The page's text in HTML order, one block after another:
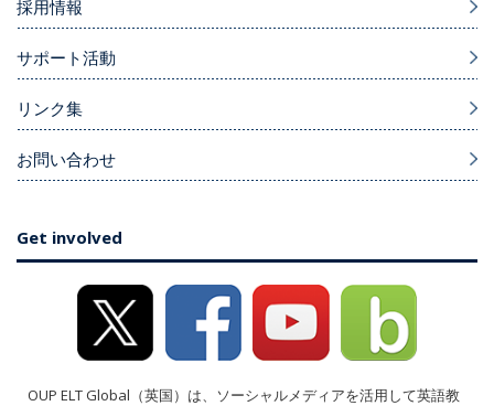
採用情報
サポート活動
リンク集
お問い合わせ
Get involved
OUP ELT Global（英国）は、ソーシャルメディアを活用して英語教